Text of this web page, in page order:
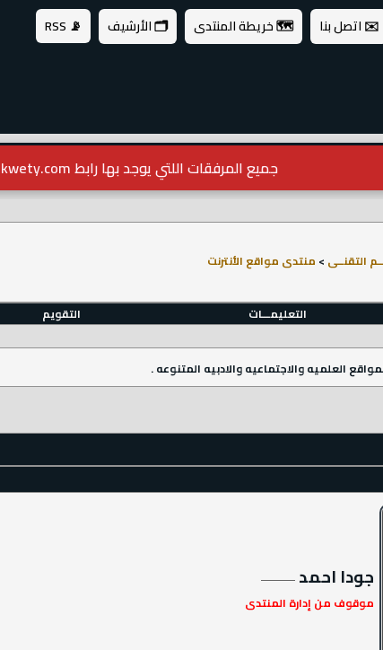
✉️ اتصل بنا 🗺️ خريطة المنتدى 🗂️ الأرشيف 📡 RSS
جميع المرفقات اللتي يوجد بها رابط kwety.com أرجو تحويله الى kwety.net
التقنــى > منتدى مواقع الأنترنت
التعليمـــات التقويم
العلميه والاجتماعيه والادبيه المتنوعه .
جودا احمد
موقوف من إدارة المنتدى